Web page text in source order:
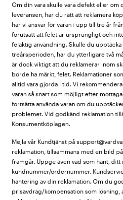
Om din vara skulle vara defekt eller
leveransen, har du rätt att reklamera
har vi ansvar för varan i upp till tre år
förutsatt att felet är ursprungligt och
felaktig användning. Skulle du upptäcka
treårsperioden, har du ytterligare två
är dock viktigt att du reklamerar inom
borde ha märkt, felet. Reklamationer
alltid vara gjorda i tid. Vi
varan så snart som möjligt efter
fortsätta använda varan om du
problemet. Vid godkänd reklamation
Konsumentköplagen.
Mejla vår Kundtjänst på
reklamation, tillsammans med en bild
framgår. Uppge även vad som hänt, ditt
kundnummer/ordernummer.
hantering av din reklamation. Om du
prisavdrag/kompensation som lösning,